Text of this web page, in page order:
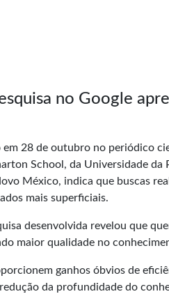
no Google
em 28 de outubro no periódico
School, da Universidade da
México, indica que buscas
mais superficiais.
desenvolvida revelou que
maior qualidade no
ganhos óbvios de
da profundidade do